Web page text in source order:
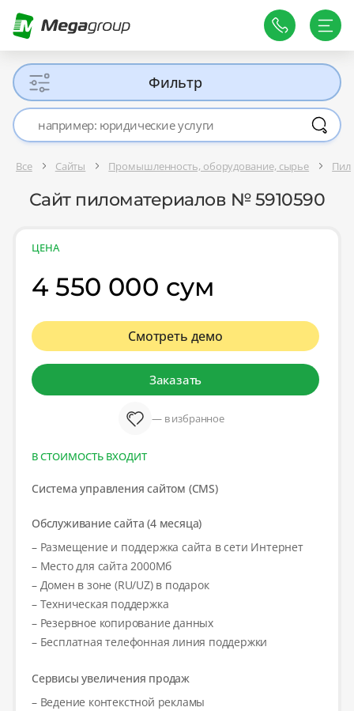
Фильтр
Все Сайты Промышленность, оборудование, сырье
Сайт пиломатериалов № 5910590
ЦЕНА
4 550 000 сум
Смотреть демо
Заказать
— в избранное
В СТОИМОСТЬ ВХОДИТ
Система управления сайтом (CMS)
Обслуживание сайта (4 месяца)
– Размещение и поддержка сайта в сети Интернет
– Место для сайта 2000Мб
– Домен в зоне (RU/UZ) в подарок
– Техническая поддержка
– Резервное копирование данных
– Бесплатная телефонная линия поддержки
Сервисы увеличения продаж
– Ведение контекстной рекламы